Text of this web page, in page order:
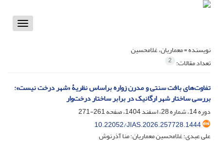
Toggle
نویسنده =معماریان، غلامحسین
تعداد مقالات: 2
تفاوت‌های بافت سنتی و مدرن زواره براساس نظریۀ «شهر درخت نیست»:
بررسی ساختار شهر ارگانیک در برابر ساختار درخت‌وار
دوره 14، شماره 28، اسفند 1404، صفحه
261-271
10.22052/JIAS.2026.257728.1444
علی عبدی؛ غلامحسین معماریان؛ منا آذرنوش